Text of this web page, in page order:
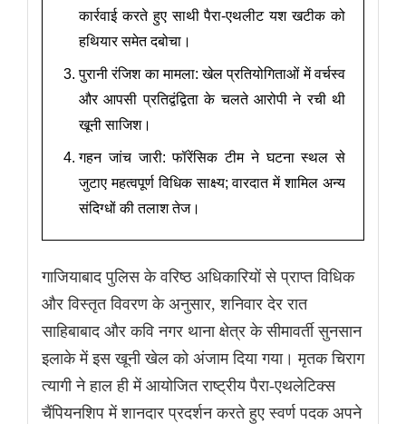
कार्रवाई करते हुए साथी पैरा-एथलीट यश खटीक को
हथियार समेत दबोचा।
पुरानी रंजिश का मामला: खेल प्रतियोगिताओं में वर्चस्व
और आपसी प्रतिद्वंद्विता के चलते आरोपी ने रची थी
खूनी साजिश।
गहन जांच जारी: फॉरेंसिक टीम ने घटना स्थल से
जुटाए महत्वपूर्ण विधिक साक्ष्य; वारदात में शामिल अन्य
संदिग्धों की तलाश तेज।
गाजियाबाद पुलिस के वरिष्ठ अधिकारियों से प्राप्त विधिक
और विस्तृत विवरण के अनुसार, शनिवार देर रात
साहिबाबाद और कवि नगर थाना क्षेत्र के सीमावर्ती सुनसान
इलाके में इस खूनी खेल को अंजाम दिया गया। मृतक चिराग
त्यागी ने हाल ही में आयोजित राष्ट्रीय पैरा-एथलेटिक्स
चैंपियनशिप में शानदार प्रदर्शन करते हुए स्वर्ण पदक अपने